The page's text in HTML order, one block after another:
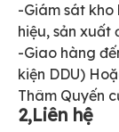
-Giám sát
hiệu, sản xuất
-Giao hàng
kiện DDU)
Thâm Quyến
2,Liên hệ